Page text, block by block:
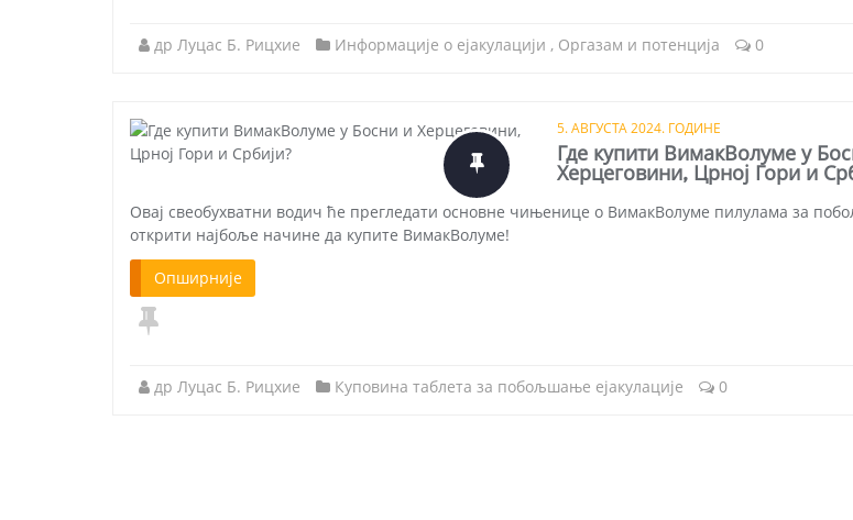
др Луцас Б. Рицхие Информације о ејакулацији , Оргазам и потенција 0
5. АВГУСТА 2024. ГОДИНЕ
Где купити ВимакВолуме у
Херцеговини, Црној Гори и
Овај свеобухватни водич ће прегледати основне чињенице о ВимакВолуме пилулама за
открити најбоље начине да купите ВимакВолуме!
Опширније
др Луцас Б. Рицхие Куповина таблета за побољшање ејакулације 0